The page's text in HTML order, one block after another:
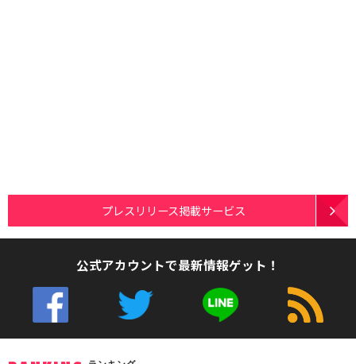
プレスリリース掲載サービス
公式アカウントで最新情報ゲット！